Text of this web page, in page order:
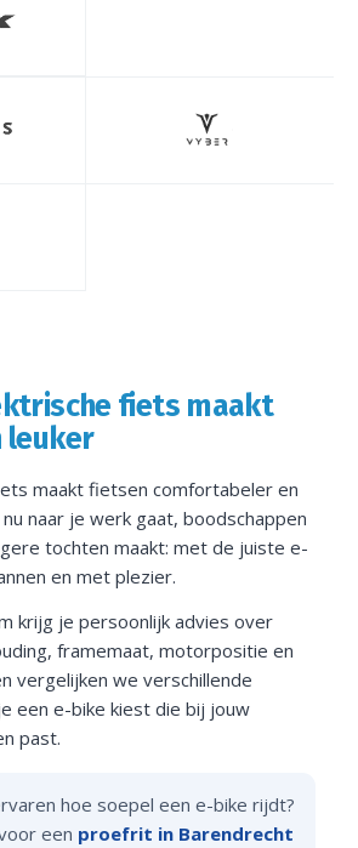
fiets maakt
leuker
maakt fietsen comfortabeler en
naar je werk gaat, boodschappen
tochten maakt: met de juiste e-
en met plezier.
krijg je persoonlijk advies over
framemaat, motorpositie en
vergelijken we verschillende
een e-bike kiest die bij jouw
past.
hoe soepel een e-bike rijdt?
een proefrit in Barendrecht